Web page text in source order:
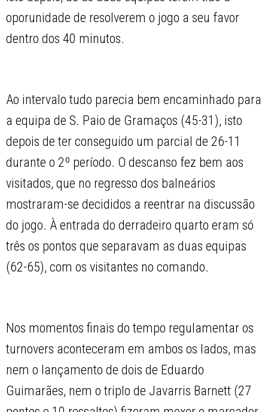
oporunidade de resolverem o jogo a seu favor
dentro dos 40 minutos.
Ao intervalo tudo parecia bem encaminhado para
a equipa de S. Paio de Gramaços (45-31), isto
depois de ter conseguido um parcial de 26-11
durante o 2º período. O descanso fez bem aos
visitados, que no regresso dos balneários
mostraram-se decididos a reentrar na discussão
do jogo. À entrada do derradeiro quarto eram só
três os pontos que separavam as duas equipas
(62-65), com os visitantes no comando.
Nos momentos finais do tempo regulamentar os
turnovers aconteceram em ambos os lados, mas
nem o lançamento de dois de Eduardo
Guimarães, nem o triplo de Javarris Barnett (27